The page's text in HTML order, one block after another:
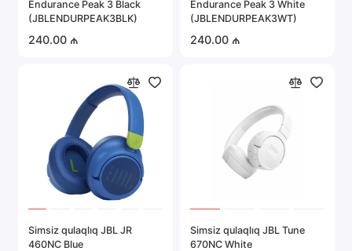
Portativ elektronika
Təhlükəsizlik sistemləri
Avtomobil elektronikası
Hamısını göstər
Endurance Peak 3 Black
(JBLENDURPEAK3BLK)
240.00 ₼
Endurance Peak 3 White
(JBLENDURPEAK3WT)
240.00 ₼
Simsiz qulaqlıq JBL JR
460NC Blue
Simsiz qulaqlıq JBL Tune
670NC White